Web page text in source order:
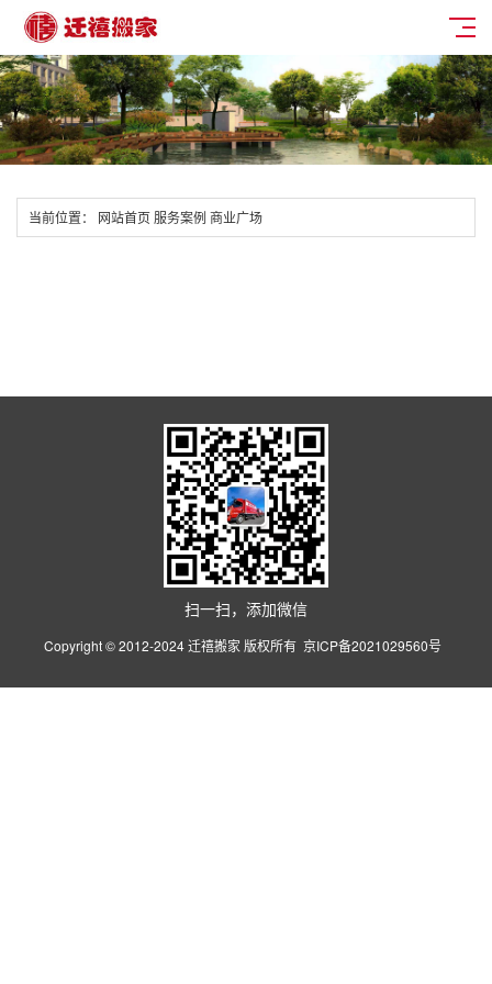
当前位置： 网站首页 服务案例 商业广场
扫一扫，添加微信
Copyright © 2012-2024 迁禧搬家 版权所有 京ICP备2021029560号